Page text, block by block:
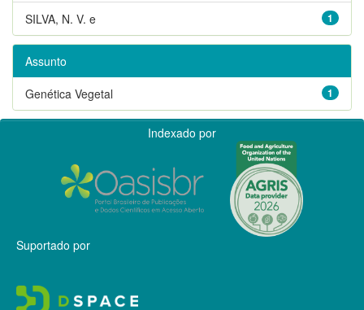
1
SILVA, N. V. e
Assunto
1
Genética Vegetal
Indexado por
Suportado por